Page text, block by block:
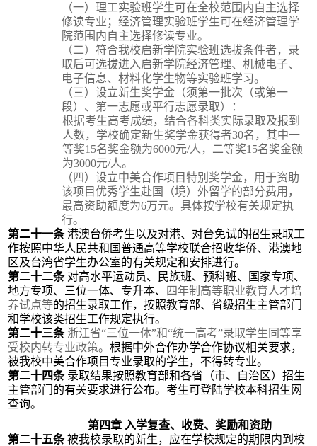
（一） 理工实验班学生可在全校范围内自主选择
修读专业 ；经济管理实验班学生可在经济管理学
院范围内自主选择修读专业。
（二）符合我校启新学院实验班选拔条件者，录
取后可选拔进入启新学院经济管理、机械电子、
电子信息、材料化学生物等实验班学习。
（三）设立新生奖学金（须第一批次 （或第一
段）、 第一志愿或平行志愿录取）：
根据考生高考成绩，结合各科类实际录取及报到
人数， 学校确定新生奖学金获得者30名 ， 其中一
等奖15名奖金额为6000元/人 ， 二等奖15名奖金额
为3000元/人。
（四）设立中美合作项目特别奖学金，用于资助
该项目优秀学生赴国（境）外留学的部分费用，
最高资助额度为6万元。具体按学校有关规定执
行。
第二十一条 港澳台侨考生以及对港、对台免试的招生录取工
作按照中华人民共和国普通高等学校联合招收华侨、港澳地
区及台湾省学生办公室的有关规定和安排进行。
第二十二条 对高水平运动员、民族班、预科班、国家专项、
地方专项、三位一体、专升本、
四年制高等职业教育人才培
养试点等的招生录取工作，按照教育部、省级招生主管部门
和学校该类招生工作规定执行。
第二十三条 浙江省“三位一体”和“统一高考”录取学生 同等享
受校内转专业政策。根据中外合作办学合作协议相关要求，
被我校中美合作项目专业录取的学生， 不得转专业。
第二十四条 录取结果按照教育部和各省（市、自治区）招生
主管部门 的有关要求进行公布。考生可登陆学校本科招生网
查询。
第四章 入学复查、收费、奖励和资助
第二十五条 被我校录取的新生，应在学校规定的期限内到校